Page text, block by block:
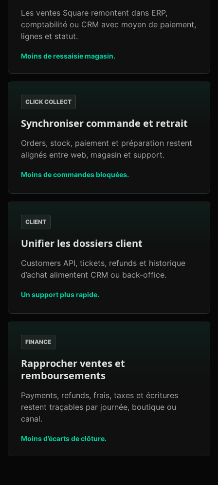
Les ventes Square remontent dans ERP,
comptabilité ou CRM avec moyen de paiement,
lignes et statut.
Moins de ressaisie magasin.
CLICK COLLECT
Synchroniser commande et retrait
Orders, stock, paiement et préparation restent
alignés entre web, magasin et support.
Moins de commandes bloquées.
CLIENT
Unifier les dossiers client
Customers API, tickets, refunds et historique
d’achat alimentent CRM ou back-office.
Un support plus rapide.
FINANCE
Rapprocher ventes et
remboursements
Payments, refunds, frais, taxes et écritures
restent traçables par journée, boutique ou
canal.
Moins d’écarts de clôture.